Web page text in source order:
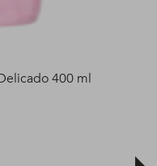
400 ml